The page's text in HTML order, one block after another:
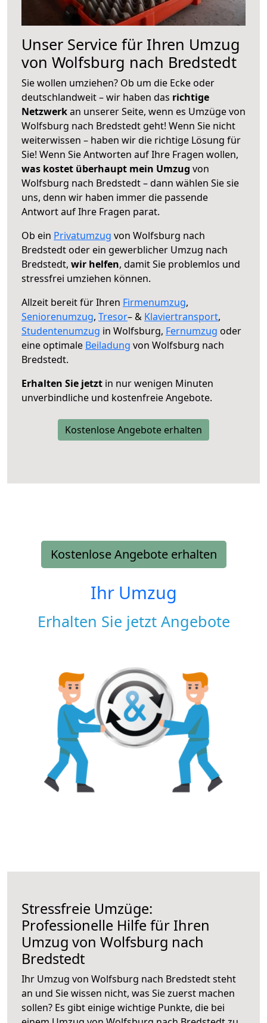
Unser Service für Ihren Umzug
von Wolfsburg nach Bredstedt
Sie wollen umziehen? Ob um die Ecke oder
deutschlandweit – wir haben das richtige
Netzwerkan unserer Seite, wenn es Umzüge von
Wolfsburg nach Bredstedt geht! Wenn Sie nicht
weiterwissen – haben wir die richtige Lösung für
Sie! Wenn Sie Antworten auf Ihre Fragen wollen,
was kostet überhaupt mein Umzug von
Wolfsburg nach Bredstedt – dann wählen Sie sie
uns, denn wir haben immer die passende
Antwort auf Ihre Fragen parat.
Ob ein Privatumzug von Wolfsburg nach
Bredstedt oder ein gewerblicher Umzug nach
Bredstedt, wir helfen, damit Sie problemlos und
stressfrei umziehen können.
Allzeit bereit für Ihren Firmenumzug,
Seniorenumzug, Tresor– & Klaviertransport,
Studentenumzug in Wolfsburg, Fernumzug oder
eine optimale Beiladung von Wolfsburg nach
Bredstedt.
Erhalten Sie jetzt in nur wenigen Minuten
unverbindliche und kostenfreie Angebote.
Kostenlose Angebote erhalten
Kostenlose Angebote erhalten
Ihr Umzug
Erhalten Sie jetzt Angebote
Stressfreie Umzüge:
Professionelle Hilfe für Ihren
Umzug von Wolfsburg nach
Bredstedt
Ihr Umzug von Wolfsburg nach Bredstedt steht
an und Sie wissen nicht, was Sie zuerst machen
sollen? Es gibt einige wichtige Punkte, die bei